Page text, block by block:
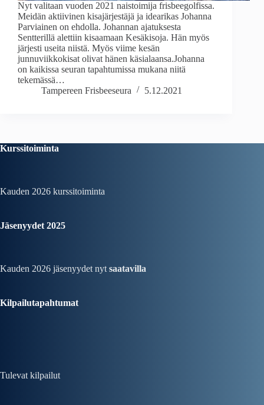
Nyt valitaan vuoden 2021 naistoimija frisbeegolfissa.
Meidän aktiivinen kisajärjestäjä ja idearikas Johanna
Parviainen on ehdolla. Johannan ajatuksesta
Sentterillä alettiin kisaamaan Kesäkisoja. Hän myös
järjesti useita niistä. Myös viime kesän
junnuviikkokisat olivat hänen käsialaansa.Johanna
on kaikissa seuran tapahtumissa mukana niitä
tekemässä…
Tampereen Frisbeeseura
5.12.2021
Kurssitoiminta
Kauden 2026 kurssitoiminta
Jäsenyydet 2025
Kauden 2026 jäsenyydet nyt saatavilla
Kilpailutapahtumat
Tulevat kilpailut